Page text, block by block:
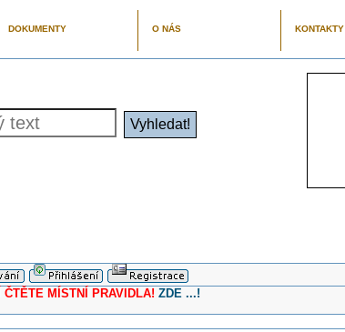
DOKUMENTY O NÁS KONTAKTY
MÍSTNÍ PRAVIDLA! ZDE ...!